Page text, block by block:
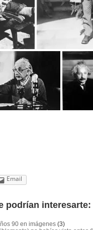
Email
podrían interesarte:
90 en imágenes(3)